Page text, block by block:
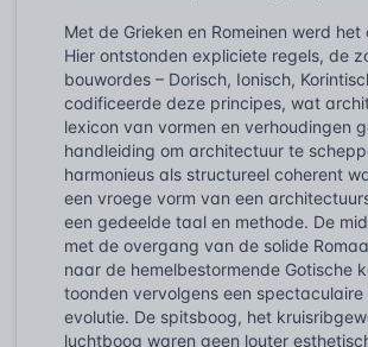
Met de Grieken en Romeinen werd het
Hier ontstonden expliciete regels, de
bouwordes – Dorisch, Ionisch,
codificeerde deze principes, wat
lexicon van vormen en verhoudingen
handleiding om architectuur te
harmonieus als structureel coherent
een vroege vorm van een
een gedeelde taal en methode. De
met de overgang van de solide
naar de hemelbestormende Gotische
toonden vervolgens een spectaculaire
evolutie. De spitsboog, het
luchtboog waren geen louter